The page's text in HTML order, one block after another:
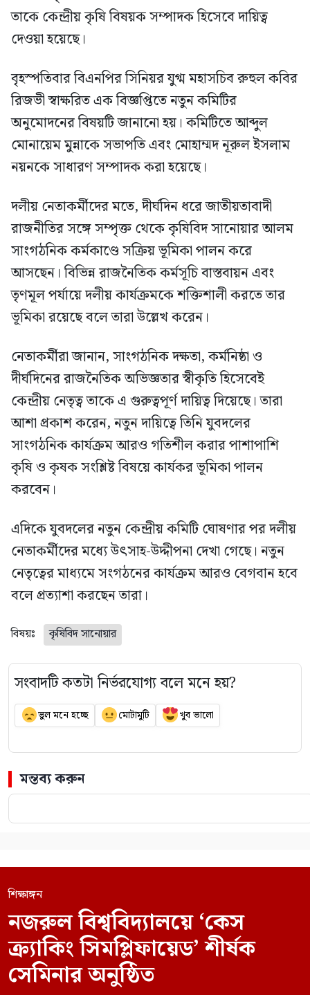
তাকে কেন্দ্রীয় কৃষি বিষয়ক সম্পাদক হিসেবে দায়িত্ব
দেওয়া হয়েছে।
বৃহস্পতিবার বিএনপির সিনিয়র যুগ্ম মহাসচিব রুহুল কবির
রিজভী স্বাক্ষরিত এক বিজ্ঞপ্তিতে নতুন কমিটির
অনুমোদনের বিষয়টি জানানো হয়। কমিটিতে আব্দুল
মোনায়েম মুন্নাকে সভাপতি এবং মোহাম্মদ নূরুল ইসলাম
নয়নকে সাধারণ সম্পাদক করা হয়েছে।
দলীয় নেতাকর্মীদের মতে, দীর্ঘদিন ধরে জাতীয়তাবাদী
রাজনীতির সঙ্গে সম্পৃক্ত থেকে কৃষিবিদ সানোয়ার আলম
সাংগঠনিক কর্মকাণ্ডে সক্রিয় ভূমিকা পালন করে
আসছেন। বিভিন্ন রাজনৈতিক কর্মসূচি বাস্তবায়ন এবং
তৃণমূল পর্যায়ে দলীয় কার্যক্রমকে শক্তিশালী করতে তার
ভূমিকা রয়েছে বলে তারা উল্লেখ করেন।
নেতাকর্মীরা জানান, সাংগঠনিক দক্ষতা, কর্মনিষ্ঠা ও
দীর্ঘদিনের রাজনৈতিক অভিজ্ঞতার স্বীকৃতি হিসেবেই
কেন্দ্রীয় নেতৃত্ব তাকে এ গুরুত্বপূর্ণ দায়িত্ব দিয়েছে। তারা
আশা প্রকাশ করেন, নতুন দায়িত্বে তিনি যুবদলের
সাংগঠনিক কার্যক্রম আরও গতিশীল করার পাশাপাশি
কৃষি ও কৃষক সংশ্লিষ্ট বিষয়ে কার্যকর ভূমিকা পালন
করবেন।
এদিকে যুবদলের নতুন কেন্দ্রীয় কমিটি ঘোষণার পর দলীয়
নেতাকর্মীদের মধ্যে উৎসাহ-উদ্দীপনা দেখা গেছে। নতুন
নেতৃত্বের মাধ্যমে সংগঠনের কার্যক্রম আরও বেগবান হবে
বলে প্রত্যাশা করছেন তারা।
বিষয়ঃ কৃষিবিদ সানোয়ার
সংবাদটি কতটা নির্ভরযোগ্য বলে মনে হয়?
ভুল মনে হচ্ছে মোটামুটি খুব ভালো
মন্তব্য করুন
শিক্ষাঙ্গন
নজরুল বিশ্ববিদ্যালয়ে ‘কেস
ক্র্যাকিং সিমপ্লিফায়েড’ শীর্ষক
সেমিনার অনুষ্ঠিত